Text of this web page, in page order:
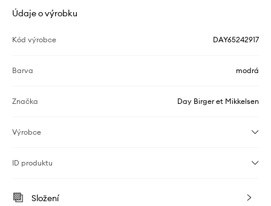
Údaje o výrobku
Kód výrobce DAY65242917
Barva modrá
Značka Day Birger et Mikkelsen
Výrobce
ID produktu
Složení